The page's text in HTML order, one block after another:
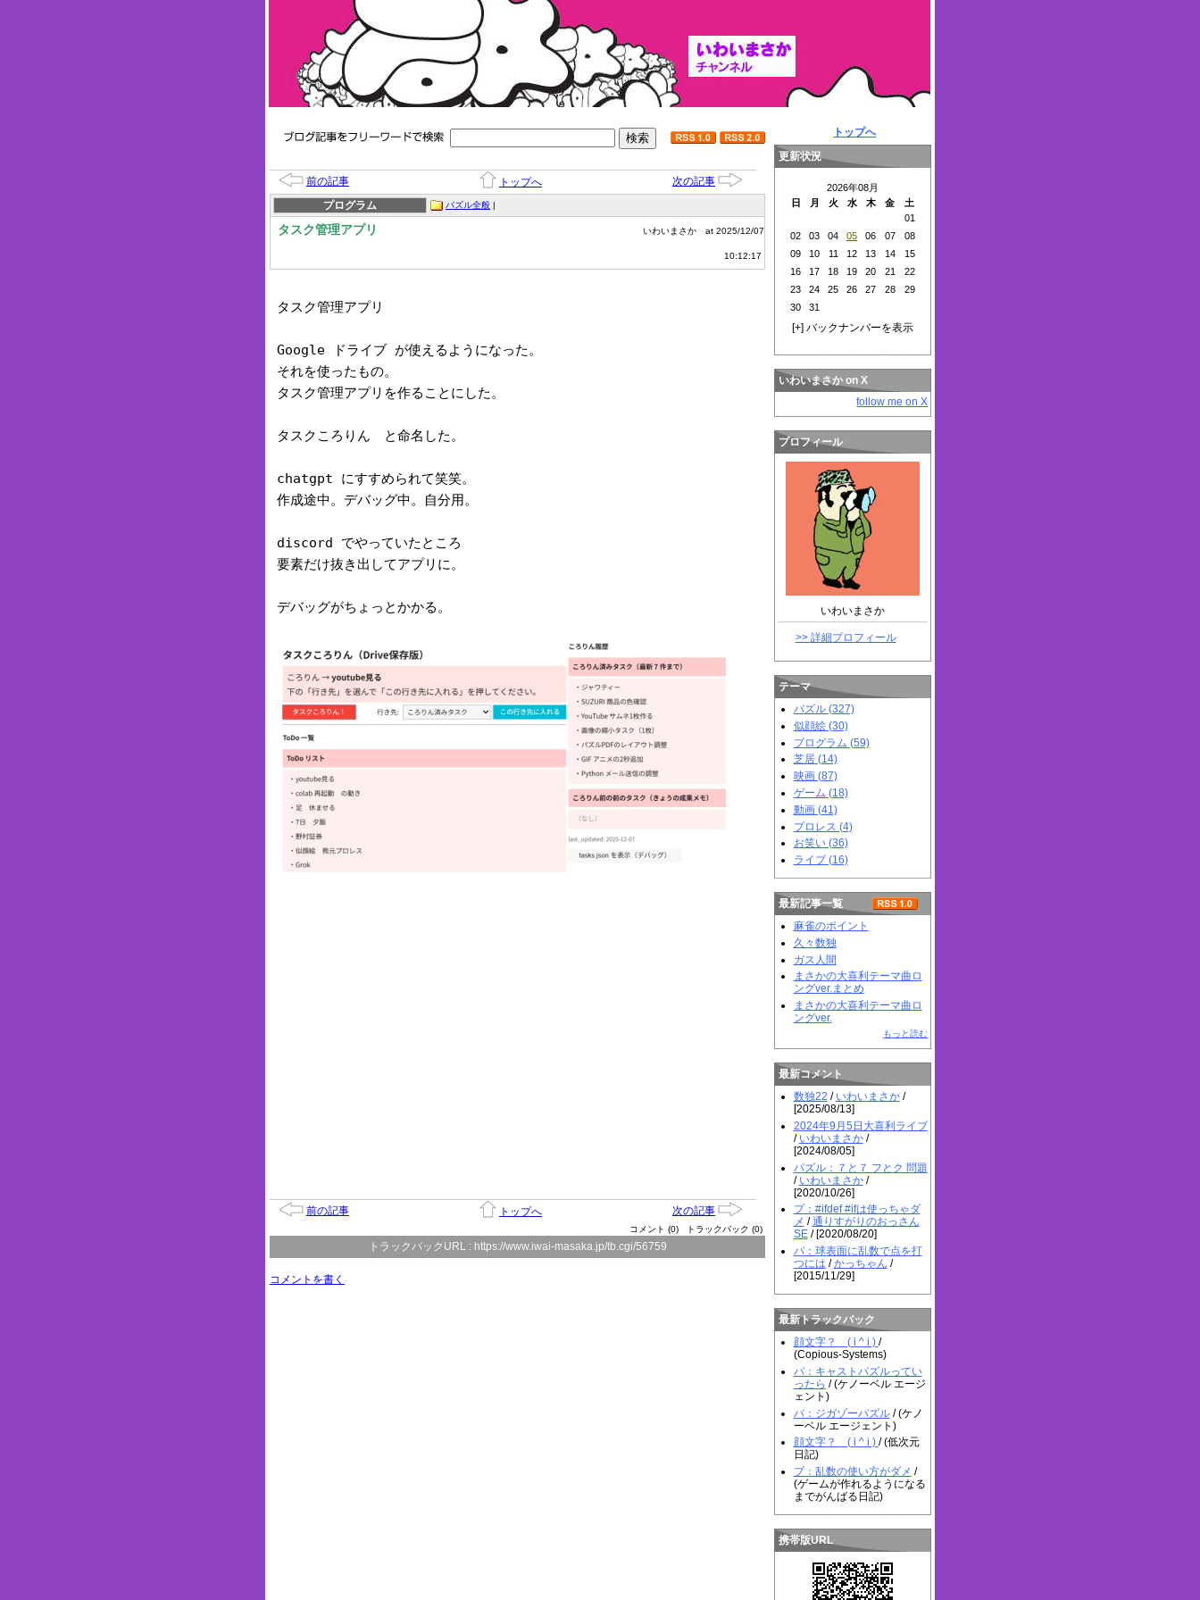
前の記事 トップへ
次の記事
プログラム
パズル全般 |
タスク管理アプリ いわいまさか at 2025/12/07
10:12:17
タスク管理アプリ
Google
ドライブ が使えるようになった。
それを使ったもの。
タスク管理アプリを作ることにした。
タスクころりん と命名した。
chatgpt にすすめられて笑笑。
作成途中。デバッグ中。自分用。
discord でやっていたところ
要素だけ抜き出してアプリに。
デバッグがちょっとかかる。
前の記事 トップへ 次の記事
コメント (0) トラックバック (0)
トラックバックURL : https://www.iwai-masaka.jp/tb.cgi/56759
コメントを書く
トップへ
更新状況
2026年08月
日
月 火 水 木 金
土
01
02
03 04 05 06 07
08
09
10 11 12 13 14
15
16
17 18 19 20 21
22
23
24 25 26 27 28
29
30
31
[+] バックナンバーを表示
いわいまさか on X
follow me on X
プロフィール
いわいまさか
>> 詳細プロフィール
テーマ
パズル (327)
似顔絵 (30)
プログラム (59)
芝居 (14)
映画 (87)
ゲーム (18)
動画 (41)
プロレス (4)
お笑い (36)
ライブ (16)
最新記事一覧
麻雀のポイント
久々数独
ガス人間
まさかの大喜利テーマ曲ロ
ングver.まとめ
まさかの大喜利テーマ曲ロ
ングver.
もっと読む
最新コメント
数独22 / いわいまさか/
[2025/08/13]
2024年9月5日大喜利ライブ
/ いわいまさか/
[2024/08/05]
パズル：７と７ フとク 問題
/ いわいまさか/
[2020/10/26]
プ：#ifdef #ifは使っちゃダ
メ /通りすがりのおっさん
SE/ [2020/08/20]
パ：球表面に乱数で点を打
つには /かっちゃん /
[2015/11/29]
最新トラックバック
顔文字？ ( i ^ i ) /
(Copious-Systems)
パ：キャストパズルってい
ったら / (ケノーベル エージ
ェント)
パ：ジガゾーパズル/ (ケノ
ーベル エージェント)
顔文字？ ( i ^ i ) / (低次元
日記)
プ：乱数の使い方がダメ /
(ゲームが作れるようになる
までがんばる日記)
携帯版URL